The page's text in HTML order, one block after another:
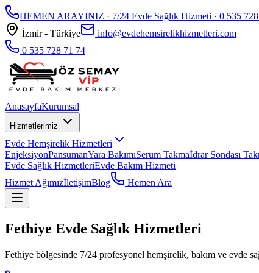
HEMEN ARAYINIZ · 7/24 Evde Sağlık Hizmeti · 0 535
İzmir - Türkiye
info@evdehemsirelikhizmetleri.com
0 535 728 71 74
AnasayfaKurumsal
Hizmetlerimiz
Evde Hemşirelik Hizmetleri
EnjeksiyonPansumanYara BakımıSerum Takmaİdrar Sondası
Evde Sağlık HizmetleriEvde Bakım Hizmeti
Hizmet AğımızİletişimBlog Hemen Ara
Fethiye Evde Sağlık Hizmetleri
Fethiye bölgesinde 7/24 profesyonel hemşirelik, bakım ve evde